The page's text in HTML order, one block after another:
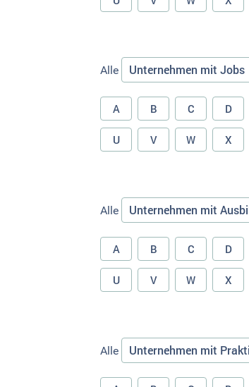
Alle Unternehmen mit Jobs
A B C D
U V W X
Alle Unternehmen mit
A B C D
U V W X
Alle Unternehmen mit